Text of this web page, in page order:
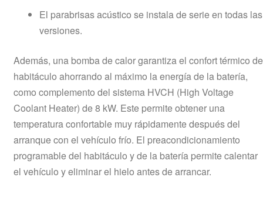
El parabrisas acústico se instala de serie en todas las
versiones.
Además, una bomba de calor garantiza el confort térmico
habitáculo ahorrando al máximo la energía de la batería,
como complemento del sistema HVCH (High Voltage
Coolant Heater) de 8 kW. Este permite obtener una
temperatura confortable muy rápidamente después del
arranque con el vehículo frío. El preacondicionamiento
programable del habitáculo y de la batería permite calentar
el vehículo y eliminar el hielo antes de arrancar.